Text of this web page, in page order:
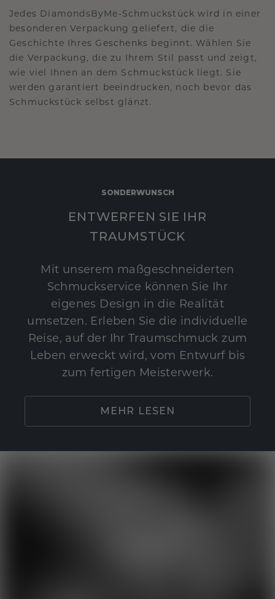
Jedes DiamondsByMe-Schmuckstück wird in einer
besonderen Verpackung geliefert, die die
Geschichte Ihres Geschenks beginnt. Wählen Sie
die Verpackung, die zu Ihrem Stil passt und zeigt,
wie viel Ihnen an dem Schmuckstück liegt. Sie
werden garantiert beeindrucken, noch bevor das
Schmuckstück selbst glänzt.
SONDERWUNSCH
ENTWERFEN SIE IHR
TRAUMSTÜCK
Mit unserem maßgeschneiderten
Schmuckservice können Sie Ihr
eigenes Design in die Realität
umsetzen. Erleben Sie die individuelle
Reise, auf der Ihr Traumschmuck zum
Leben erweckt wird, vom Entwurf bis
zum fertigen Meisterwerk.
MEHR LESEN